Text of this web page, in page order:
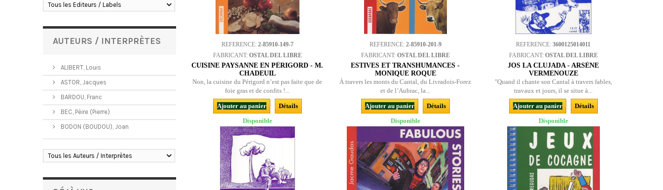
Tous les Editeurs / Labels
AUTEURS / INTERPRÈTES
ALIBERT, Louis
ASTOR, Jacques
BARDOU, Franc
BEC, Pèire (Pierre)
BODON (BOUDOU), Joan
Tous les Auteurs / Interprètes
REFERENCE: 2-85910-149-7
FABRICANT: OSTAL DEL LIBRE
CUISINE PAYSANNE EN PÉRIGORD - M.
CHADEUIL
Non, la cuisine du Périgord n’est pas faite que de
foie gras et de confits !...
Ajouter au panier
Détails
Disponible
REFERENCE: 2-85910-201-9
FABRICANT: OSTAL DEL LIBRE
ESTIVES ET TRANSHUMANCES -
MONIQUE ROQUE
À travers les monts du Cantal, du Livradois-Forez
et de l’Aubrac, la...
Ajouter au panier
Détails
Disponible
REFERENCE:3600125014011
FABRICANT: OSTAL DEL LIBRE
JOS LA CLUJADA - ARSÈNE
VERMENOUZE
"Quand il chante son Cantal à travers fables,
travaux et jours, il se situe à...
Ajouter au panier
Détails
Disponible